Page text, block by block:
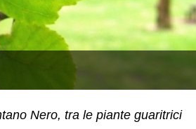
Nero, tra le piante guaritrici